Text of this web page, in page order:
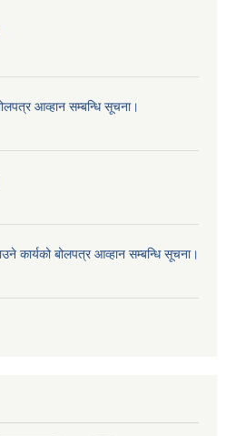
आव्हान सम्बन्धि सूचना।
कार्यको बोलपत्र आव्हान सम्बन्धि सूचना।